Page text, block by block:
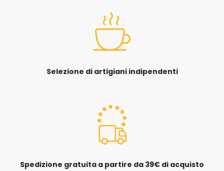
Selezione di artigiani indipendenti
Spedizione gratuita a partire da 39€ di acquisto